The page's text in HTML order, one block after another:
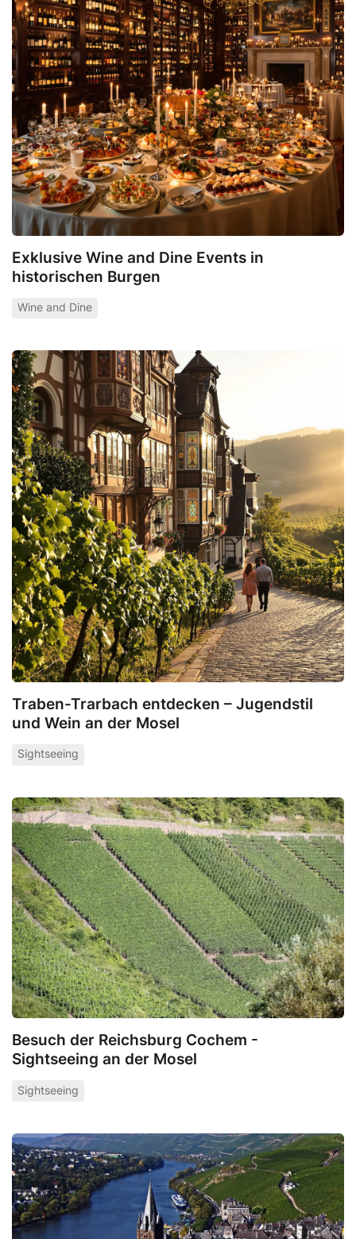
Exklusive Wine and Dine Events in
historischen Burgen
Wine and Dine
Traben-Trarbach entdecken – Jugendstil
und Wein an der Mosel
Sightseeing
Besuch der Reichsburg Cochem -
Sightseeing an der Mosel
Sightseeing